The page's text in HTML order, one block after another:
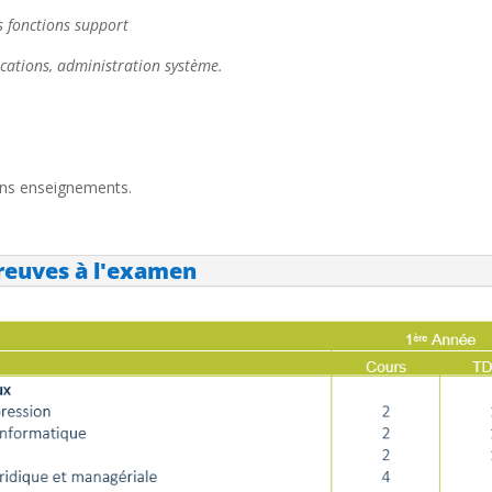
fonctions support
administration système.
enseignements.
à l'examen